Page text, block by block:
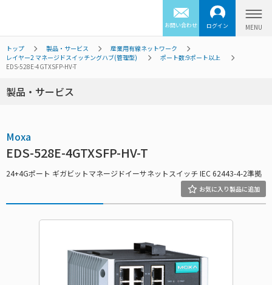
お問い合わせ ログイン
トップ 製品・サービス
産業用有線ネットワーク
レイヤー2 マネージドスイッチングハブ(管理型)
ポート数:9ポート以上
EDS-528E-4GTXSFP-HV-T
製品・サービス
Moxa
EDS-528E-4GTXSFP-HV-T
24+4Gポート ギガビットマネージドイーサネットスイッチ IEC 62443-4-2準拠